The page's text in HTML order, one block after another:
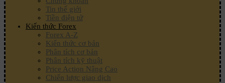
Tin thế giới
Tiền điện tử
Kiến thức Forex
Forex A-Z
Kiến thức cơ bản
Phân tích cơ bản
Phân tích kỹ thuật
Price Action Nâng Cao
Chiến lược giao dịch